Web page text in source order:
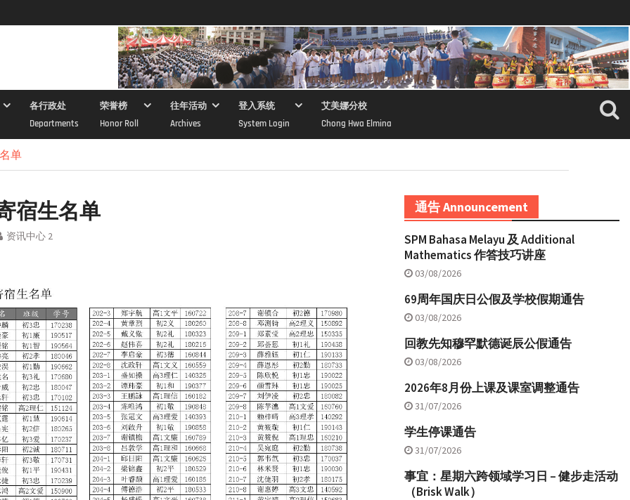
各行政处
Departments
荣誉榜
Honor Roll
往年活动
Archives
登入系统
System Login
艾美娜分校
Chong Hwa Elmina
单
宿生名单
资讯中心 2
通告 Announcement
SPM Bahasa Melayu 及 Additional
Mathematics 作答技巧讲座
03/08/2026
69周年国庆日公假及学校假期通告
03/08/2026
回教先知穆罕默德诞辰公假通告
03/08/2026
2026年8月份上课及课室调整通告
31/07/2026
学生停课通告
31/07/2026
事宜：星期六跨领域学习日 – 健步走活动
（Brisk Walk）